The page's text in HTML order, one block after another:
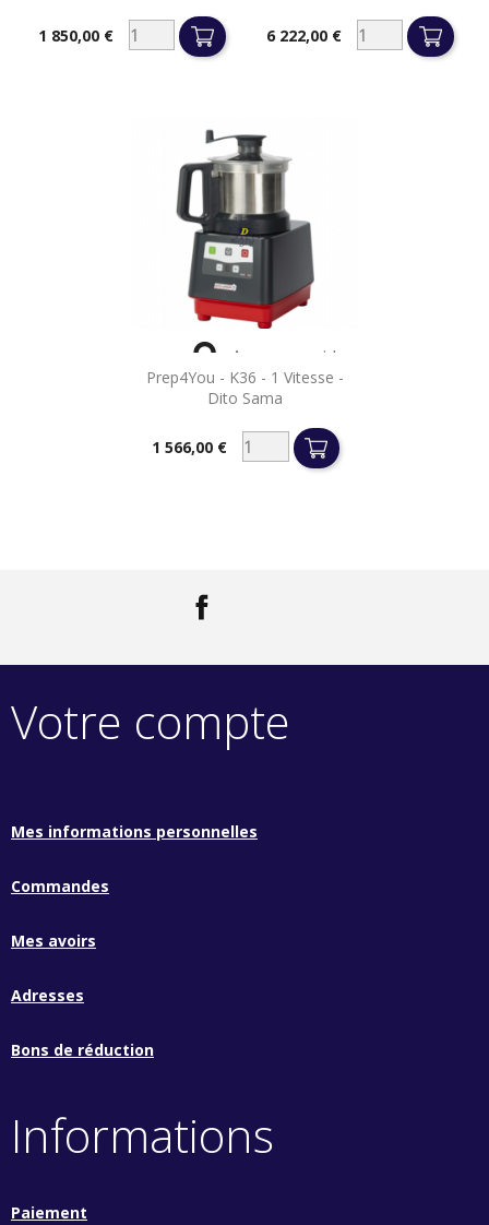
Prix1 850,00 € Prix6 222,00 €
Prep4You - K36 - 1 Vitesse -
Dito Sama
Prix
1 566,00 €
 Aperçu rapide
Votre compte
Mes informations personnelles
Commandes
Mes avoirs
Adresses
Bons de réduction
Informations
Paiement